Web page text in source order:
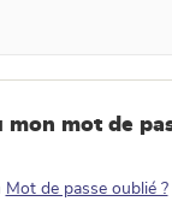
mon mot de
Mot de passe oublié ?